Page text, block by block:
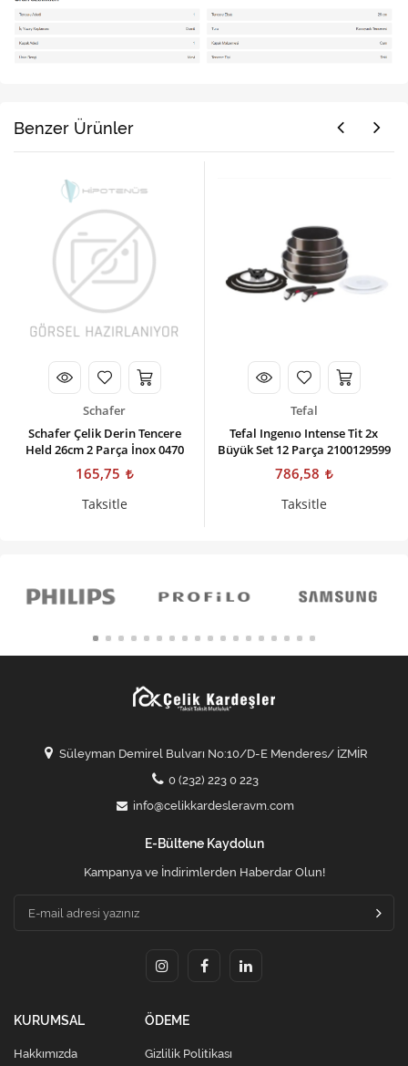
Benzer Ürünler
Schafer
Schafer Çelik Derin Tencere
Held 26cm 2 Parça İnox 0470
165,75
Taksitle
Tefal
Tefal Ingenıo Intense Tit 2x
Büyük Set 12 Parça 2100129599
786,58
Taksitle
Süleyman Demirel Bulvarı No:10/D-E Menderes/ İZMİR
0 (232) 223 0 223
info@celikkardesleravm.com
E-Bültene Kaydolun
Kampanya ve İndirimlerden Haberdar Olun!
KURUMSAL
Hakkımızda
ÖDEME
Gizlilik Politikası